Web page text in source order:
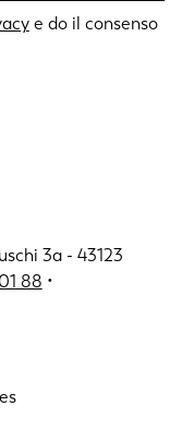
3a - 43123
88 •
e do il consenso